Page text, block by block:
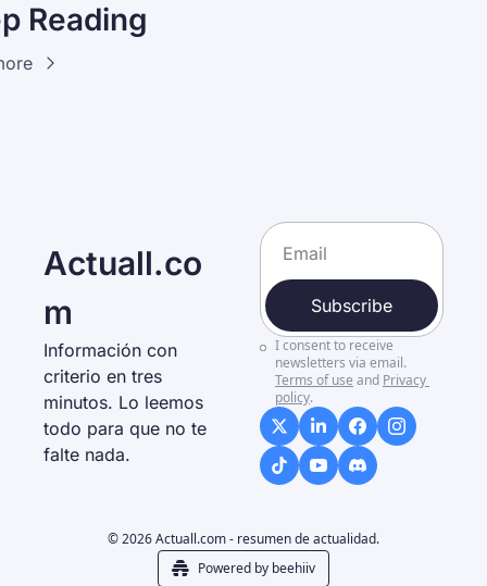
Reading
Actuall.co
m
Información con
criterio en tres
minutos. Lo leemos
todo para que no te
falte nada.
Subscribe
I consent to receive
newsletters via email.
Terms of use and Privacy
policy.
© 2026 Actuall.com - resumen de actualidad.
Powered by beehiiv